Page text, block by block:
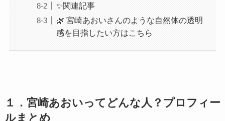
✨関連記事
🌿 宮崎あおいさんのような自然体の透明
感を目指したい方はこちら
１．宮崎あおいってどんな人？プロフィー
ルまとめ